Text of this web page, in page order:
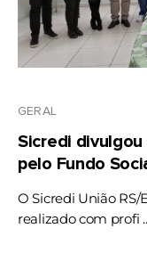
GERAL
Sicredi
pelo Fundo
O Sicredi União
realizado com profi